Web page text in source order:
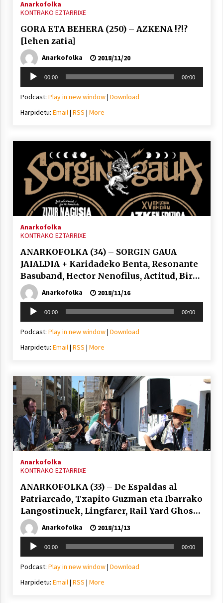
Anarkofolka
KONTRAKO EZTARRIXE
GORA ETA BEHERA (250) – AZKENA !?!?
[lehen zatia]
Anarkofolka
2018/11/20
Soinu
erreproduzigailua
00:00 00:00
Podcast: Play in new window| Download
Harpidetu: Email| RSS | More
Anarkofolka
KONTRAKO EZTARRIXE
ANARKOFOLKA (34) – SORGIN GAUA
JAIALDIA + Karidadeko Benta, Resonante
Basuband, Hector Nenofilus, Actitud, Bird
Teeth, …Anarkofolka
2018/11/16
Soinu
erreproduzigailua
00:00 00:00
Podcast: Play in new window| Download
Harpidetu: Email| RSS | More
Anarkofolka
KONTRAKO EZTARRIXE
ANARKOFOLKA (33) – De Espaldas al
Patriarcado, Txapito Guzman eta Ibarrako
Langostinuek, Lingfarer, Rail Yard Ghosts,
Luci Arlequin,…
Anarkofolka
2018/11/13
Soinu
erreproduzigailua
00:00 00:00
Podcast: Play in new window| Download
Harpidetu: Email| RSS | More